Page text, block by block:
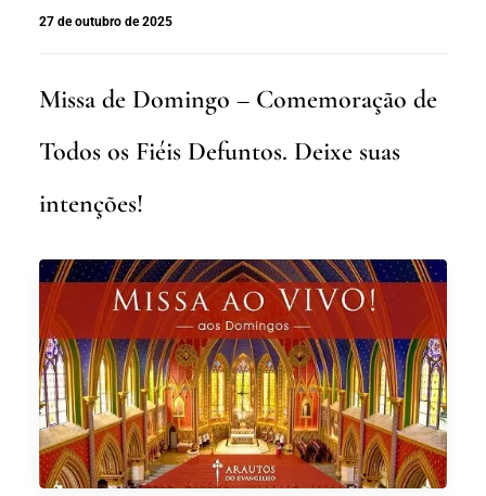
27 de outubro de 2025
Missa de Domingo – Comemoração de
Todos os Fiéis Defuntos. Deixe suas
intenções!